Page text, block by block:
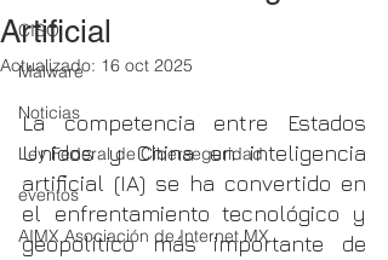
CISO
Malware
Noticias
Ley Federal de Ciberseguridad
eventos
AIMX Asociación de Internet MX
Artificial
Actualizado: 16 oct 2025
La competencia entre Estados
Unidos y China en inteligencia
artificial (IA) se ha convertido en
el enfrentamiento tecnológico y
geopolítico más importante de